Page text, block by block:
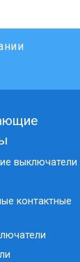
выключатели
контактные